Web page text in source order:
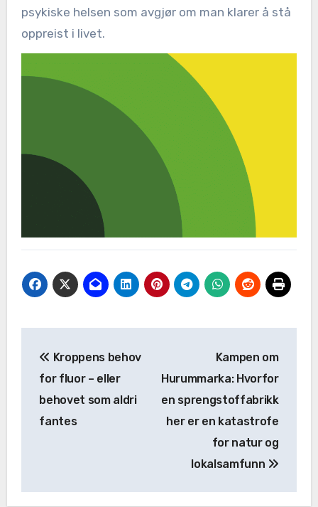
psykiske helsen som avgjør om man klarer å stå
oppreist i livet.
Kroppens behov
for fluor – eller
behovet som aldri
fantes
Kampen om
Hurummarka: Hvorfor
en sprengstoffabrikk
her er en katastrofe
for natur og
lokalsamfunn